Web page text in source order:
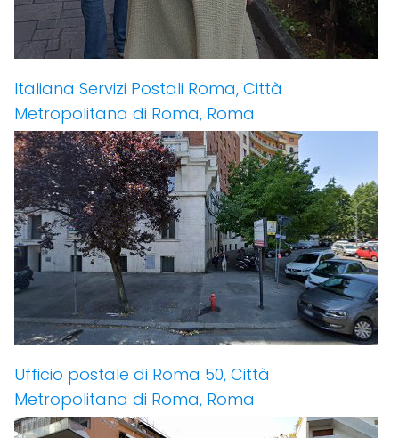
Italiana Servizi Postali Roma, Città
Metropolitana di Roma, Roma
Ufficio postale di Roma 50, Città
Metropolitana di Roma, Roma